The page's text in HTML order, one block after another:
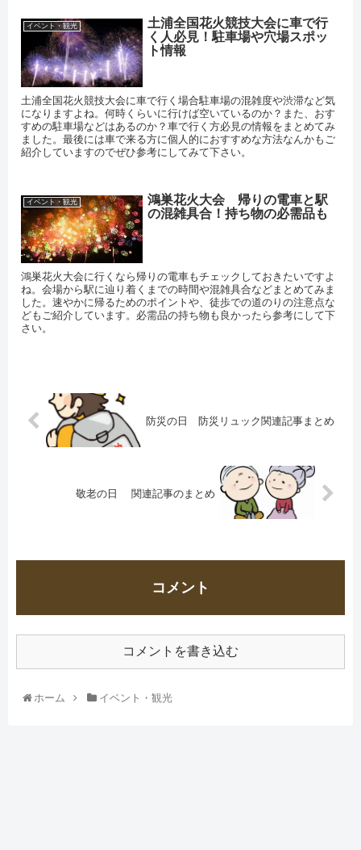
イベント・観光
土浦全国花火競技大会に車で行
く人必見！駐車場や穴場スポッ
ト情報
土浦全国花火競技大会に車で行く場合駐車場の混雑度や渋滞など気
になりますよね。何時くらいに行けば空いているのか？また、おす
すめの駐車場などはあるのか？車で行く方必見の情報をまとめてみ
ました。最後には車で来る方に個人的におすすめな方法なんかもご
紹介していますのでぜひ参考にしてみて下さい。
イベント・観光
鴻巣花火大会 帰りの電車と駅
の混雑具合！持ち物の必需品も
鴻巣花火大会に行くなら帰りの電車もチェックしておきたいですよ
ね。会場から駅に辿り着くまでの時間や混雑具合などまとめてみま
した。速やかに帰るためのポイントや、徒歩での道のりの注意点な
どもご紹介しています。必需品の持ち物も良かったら参考にして下
さい。
防災の日 防災リュック関連記事まとめ
敬老の日 関連記事のまとめ
コメント
コメントを書き込む
ホーム イベント・観光